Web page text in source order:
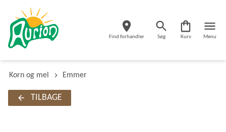
Find forhandler Søg Kurv Menu
Korn og mel Emmer
TILBAGE